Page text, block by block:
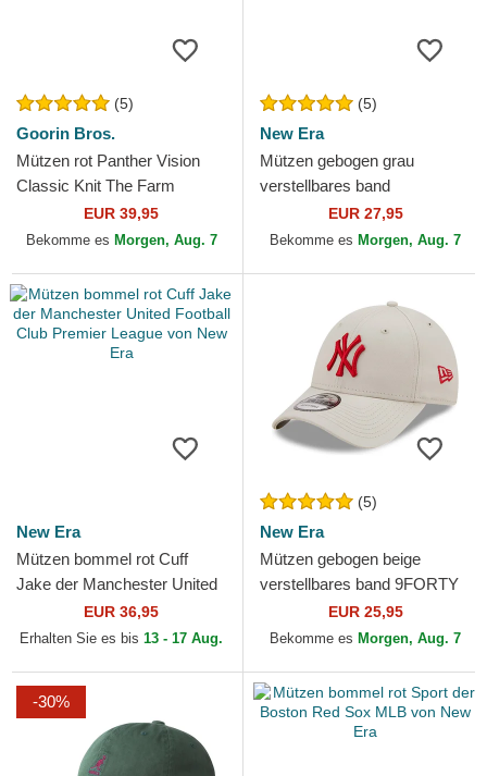
(5)
Goorin Bros.
Mützen rot Panther Vision
Classic Knit The Farm
Goorin Bros.EUR 39,95
Bekomme es Morgen, Aug. 7
(5)
New Era
Mützen gebogen grau
verstellbares band
9TWENTY Core Classic der
Boston Red Sox MLB von
EUR 27,95
Bekomme es Morgen, Aug. 7
New Era
Mützen bommel rot Cuff
Jake der Manchester United
Football Club Premier League
von New Era
EUR 36,95
Erhalten Sie es bis 13 - 17 Aug.
(5)
New Era
Mützen gebogen beige
verstellbares band 9FORTY
League Essential der New
York Yankees MLB von New
EUR 25,95
Bekomme es Morgen, Aug. 7
-30%